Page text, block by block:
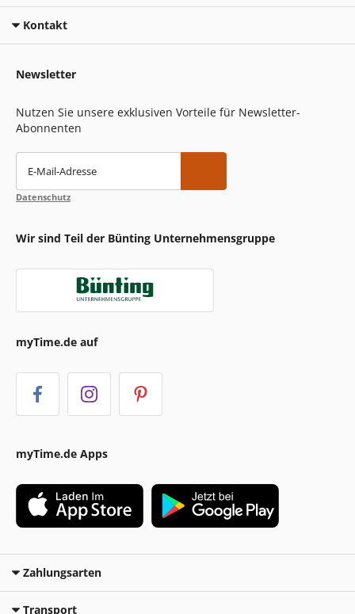
Kontakt
Newsletter
Nutzen Sie unsere exklusiven Vorteile für Newsletter-
Abonnenten
E-Mail-Adresse
Datenschutz
Wir sind Teil der Bünting Unternehmensgruppe
myTime.de auf
myTime.de Apps
Zahlungsarten
Transport